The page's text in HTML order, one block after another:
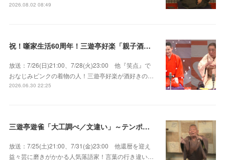
2026.08.02 08:49
祝！噺家生活60周年！三遊亭好楽「親子酒」錦笑亭満堂「桜ん坊」～満堂フェス2026
放送：7/26(日)21:00、7/28(火)23:00 他『笑点』で
おなじみピンクの着物の人！三遊亭好楽が酒好きの…
2026.06.30 22:25
三遊亭遊雀「大工調べ／文違い」～テンポよくたたみかける語り口で人気・実力とも屈指！
放送：7/25(土)21:00、7/31(金)23:00 他還暦を迎え
益々芸に磨きがかかる人気落語家！言葉の行き違い…